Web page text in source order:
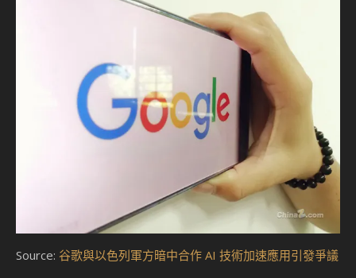
Source: 谷歌與以色列軍方暗中合作 AI 技術加速應用引發爭議